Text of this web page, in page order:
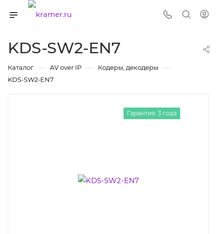
KDS-SW2-EN7
Каталог — AV over IP — Кодеры, декодеры —
KDS-SW2-EN7
Гарантия: 3 года